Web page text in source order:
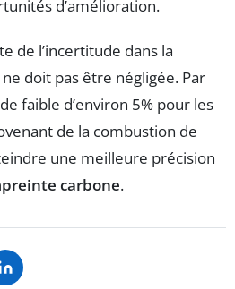
d’amélioration.
de l’incertitude dans la
doit pas être négligée. Par
faible d’environ 5% pour les
de la combustion de
une meilleure précision
carbone.